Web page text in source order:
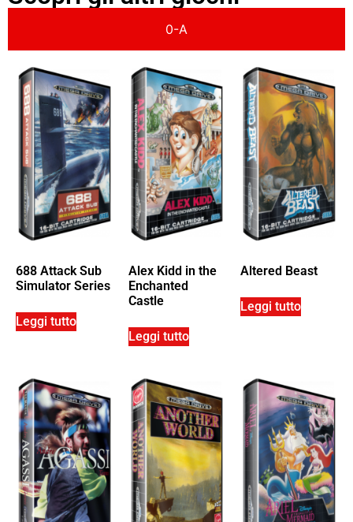
0-A
688 Attack Sub
Simulator Series
Leggi tutto
Alex Kidd in the
Enchanted
Castle
Leggi tutto
Altered Beast
Leggi tutto